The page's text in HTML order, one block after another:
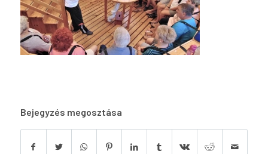
Bejegyzés megosztása